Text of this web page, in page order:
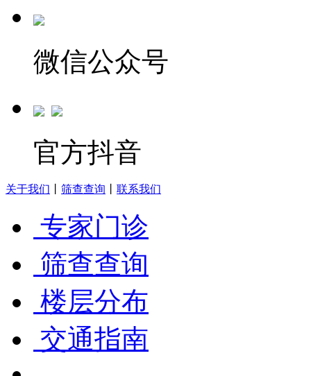
微信公众号
官方抖音
关于我们 筛查查询 联系我们
专家门诊
筛查查询
楼层分布
交通指南